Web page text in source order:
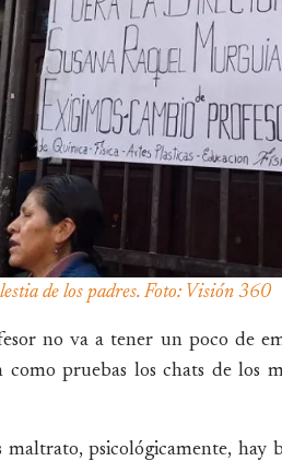
de los padres. Foto: Visión 360
no va a tener un poco de
como pruebas los chats de los
maltrato, psicológicamente,